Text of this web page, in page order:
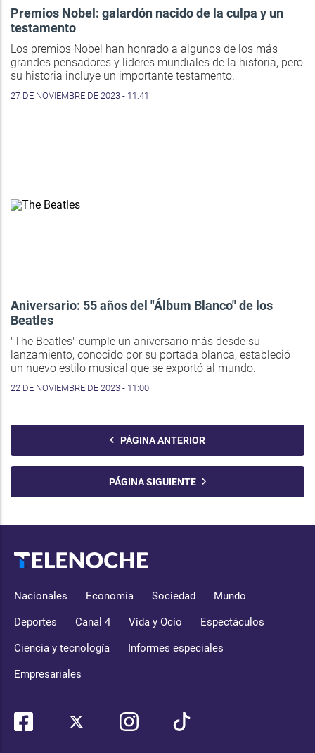
Premios Nobel: galardón nacido de la culpa y un
testamento
Los premios Nobel han honrado a algunos de los más
grandes pensadores y líderes mundiales de la historia, pero
su historia incluye un importante testamento.
27 DE NOVIEMBRE DE 2023 - 11:41
Aniversario: 55 años del "Álbum Blanco" de los
Beatles
"The Beatles" cumple un aniversario más desde su
lanzamiento, conocido por su portada blanca, estableció
un nuevo estilo musical que se exportó al mundo.
22 DE NOVIEMBRE DE 2023 - 11:00
PÁGINA ANTERIOR
PÁGINA SIGUIENTE
Nacionales Economía Sociedad Mundo
Deportes Canal 4 Vida y Ocio Espectáculos
Ciencia y tecnología Informes especiales
Empresariales